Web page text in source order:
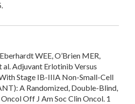
WEE, O’Brien MER,
al. Adjuvant Erlotinib Versus
Stage IB-IIIA Non-Small-Cell
A Randomized, Double-Blind,
Off J Am Soc Clin Oncol. 1